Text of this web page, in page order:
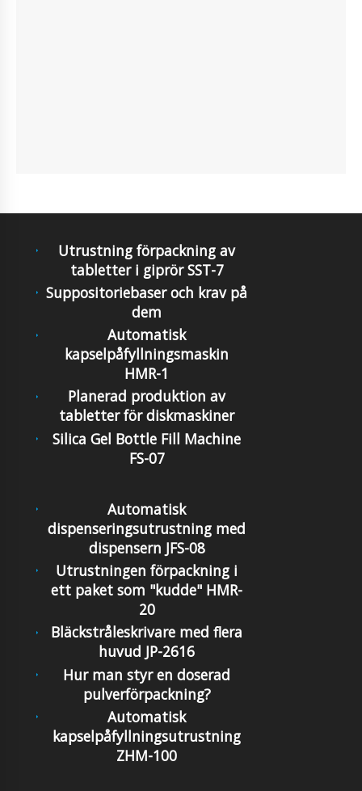
Utrustning förpackning av
tabletter i giprör SST-7
Suppositoriebaser och krav på
dem
Automatisk
kapselpåfyllningsmaskin
HMR-1
Planerad produktion av
tabletter för diskmaskiner
Silica Gel Bottle Fill Machine
FS-07
Automatisk
dispenseringsutrustning med
dispensern JFS-08
Utrustningen förpackning i
ett paket som "kudde" HMR-
20
Bläckstråleskrivare med flera
huvud JP-2616
Hur man styr en doserad
pulverförpackning?
Automatisk
kapselpåfyllningsutrustning
ZHM-100